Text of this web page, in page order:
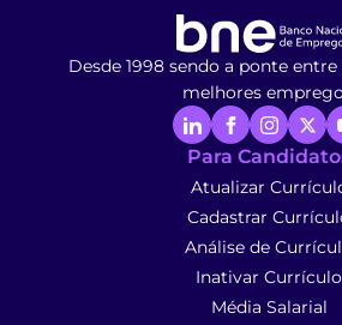
Desde 1998 sendo a ponte entre
melhores
Para
Atualizar
Cadastrar
Análise de
Inativar Currículo
Média Salarial